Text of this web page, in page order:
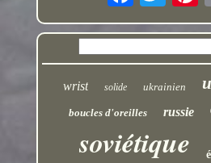
wrist solide ukrainien
boucles d'oreilles russie
soviétique